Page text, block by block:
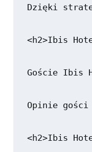
Dzięki
<h2>Ibis
Goście Ibis
Opinie gości
<h2>Ibis